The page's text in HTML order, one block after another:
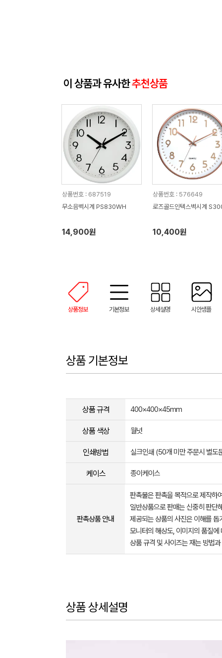
이 상품과 유사한추천상품
상품번호 : 687519
무소음벽시계 PS830WH
14,900원
상품번호 : 576649
로즈골드인텍스벽시계
10,400원
상품정보 기본정보 상세설명 시안샘플
상품 기본정보
상품 규격 400×400×45mm
상품 색상 월넛
인쇄방법 실크인쇄 (50개 미만 주문시 별도
케이스 종이케이스
판촉상품 안내
판촉물은 판촉을 목적으로 제작하
일반상품으로 판매는 신중히 판단
제공되는 상품의 사진은 이해를
모니터의 해상도, 이미지의 품질
상품 규격 및 사이즈는 재는 방법
상품 상세설명